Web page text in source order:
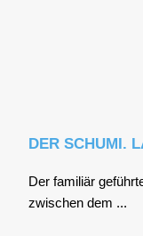
DER SCHUMI.
Der fami­li­är
zwi­schen dem ...